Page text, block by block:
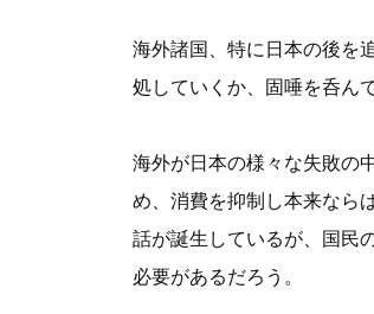
海外諸国、特に日本の後を
処していくか、固唾を呑ん
海外が日本の様々な失敗の
め、消費を抑制し本来なら
話が誕生しているが、国民
必要があるだろう。